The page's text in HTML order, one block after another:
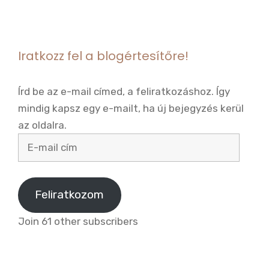
Iratkozz fel a blogértesítőre!
Írd be az e-mail címed, a feliratkozáshoz. Így
mindig kapsz egy e-mailt, ha új bejegyzés kerül
az oldalra.
mail
cím
Feliratkozom
Join 61 other subscribers